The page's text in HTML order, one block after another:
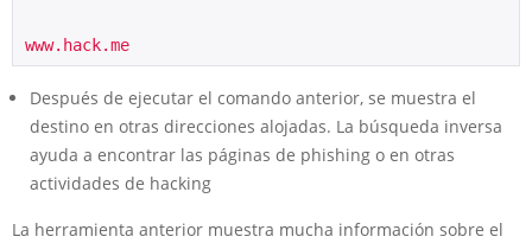
www.hack.me
Después de ejecutar el comando anterior, se muestra el
destino en otras direcciones alojadas. La búsqueda inversa
ayuda a encontrar las páginas de phishing o en otras
actividades de hacking
La herramienta anterior muestra mucha información sobre el